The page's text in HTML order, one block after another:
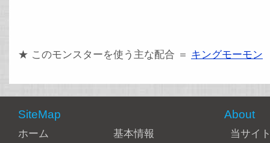
★ このモンスターを使う主な配合 ＝ キングモーモン
SiteMap
ホーム
基本情報
About
当サイ